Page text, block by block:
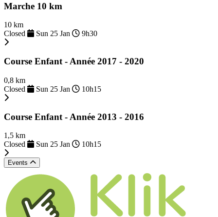
Marche 10 km
10 km
Closed
Sun 25 Jan 9h30
Course Enfant - Année 2017 - 2020
0,8 km
Closed
Sun 25 Jan 10h15
Course Enfant - Année 2013 - 2016
1,5 km
Closed
Sun 25 Jan 10h15
Events